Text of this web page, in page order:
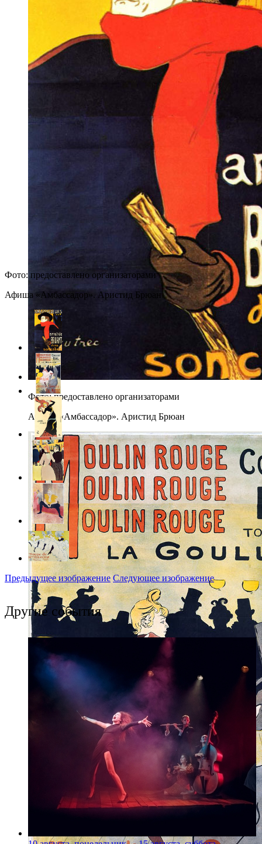
Фото: предоставлено организаторами
Афиша «Амбассадор». Аристид Брюан
Фото: предоставлено организаторами
Афиша «Амбассадор». Аристид Брюан
Предыдущее изображение Следующее изображение
Другие события